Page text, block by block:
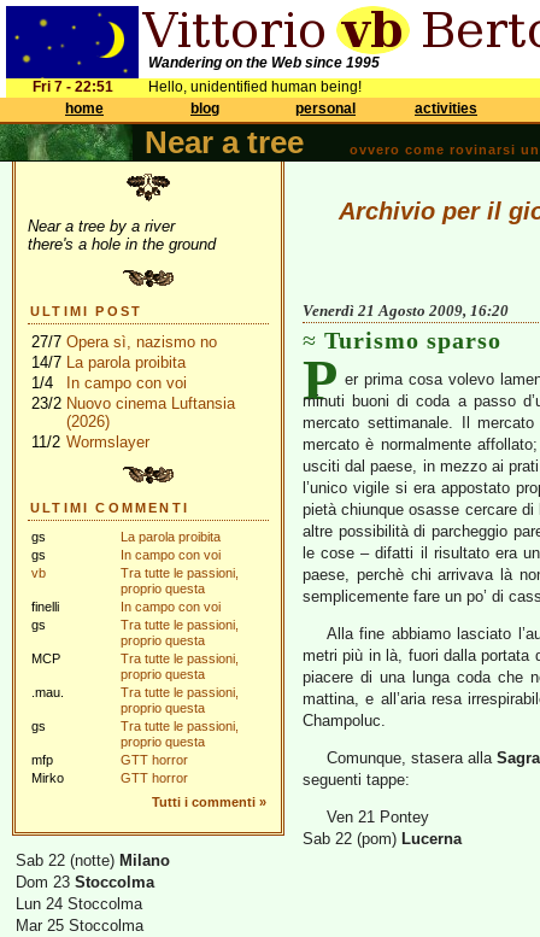
Wandering on the Web since 1995
Fri 7 - 22:51
Hello, unidentified human being!
home
blog personal activities
Near a tree ovvero come rovinarsi
Near a tree by a river
there's a hole in the ground
ULTIMI POST
27/7 Opera sì, nazismo no
14/7 La parola proibita
1/4
In campo con voi
23/2 Nuovo cinema Luftansia
(2026)
11/2 Wormslayer
ULTIMI COMMENTI
gs
La parola proibita
gs
In campo con voi
vb
Tra tutte le passioni,
proprio questa
finelli
In campo con voi
gs
Tra tutte le passioni,
proprio questa
MCP
Tra tutte le passioni,
proprio questa
.mau.
Tra tutte le passioni,
proprio questa
gs
Tra tutte le passioni,
proprio questa
mfp
GTT horror
Mirko
GTT horror
Tutti i commenti »
Archivio per il
Venerdì 21 Agosto 2009, 16:20
Turismo sparso
P er prima cosa volevo
minuti buoni di coda a passo
mercato settimanale. Il
mercato è normalmente
usciti dal paese, in mezzo ai
l’unico vigile si era appostato
pietà chiunque osasse cercare
altre possibilità di parcheggio
le cose – difatti il risultato era
paese, perchè chi arrivava là
semplicemente fare un po’ di
Alla fine abbiamo lasciato
metri più in là, fuori dalla portata
piacere di una lunga coda che
mattina, e all’aria resa
Champoluc.
Comunque, stasera alla
seguenti tappe:
Ven 21 Pontey
Sab 22 (pom) Lucerna
Sab 22 (notte) Milano
Dom 23 Stoccolma
Lun 24 Stoccolma
Mar 25 Stoccolma